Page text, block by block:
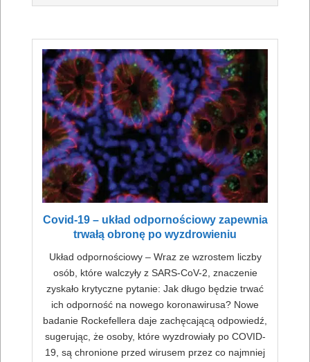
Covid-19 – układ odpornościowy zapewnia
trwałą obronę po wyzdrowieniu
Układ odpornościowy – Wraz ze wzrostem liczby
osób, które walczyły z SARS-CoV-2, znaczenie
zyskało krytyczne pytanie: Jak długo będzie trwać
ich odporność na nowego koronawirusa? Nowe
badanie Rockefellera daje zachęcającą odpowiedź,
sugerując, że osoby, które wyzdrowiały po COVID-
19, są chronione przed wirusem przez co najmniej